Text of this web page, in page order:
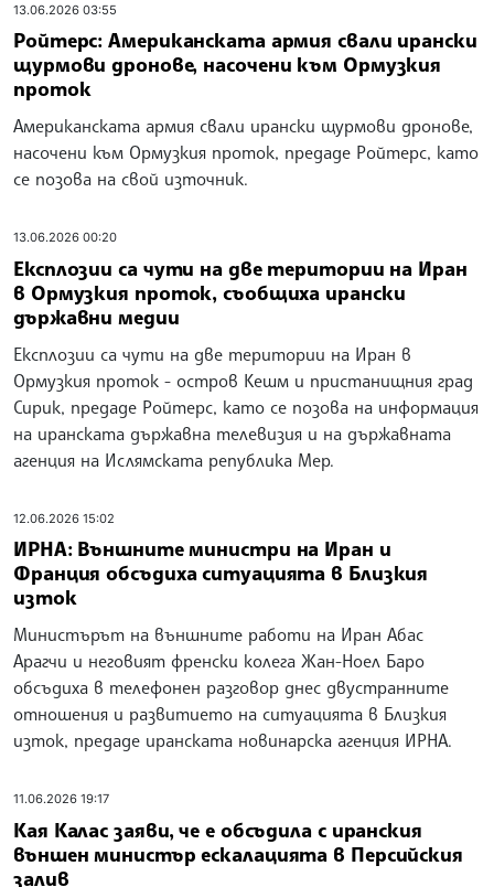
13.06.2026 03:55
Ройтерс: Американската армия свали ирански
щурмови дронове, насочени към Ормузкия
проток
Американската армия свали ирански щурмови дронове,
насочени към Ормузкия проток, предаде Ройтерс, като
се позова на свой източник.
13.06.2026 00:20
Експлозии са чути на две територии на Иран
в Ормузкия проток, съобщиха ирански
държавни медии
Експлозии са чути на две територии на Иран в
Ормузкия проток - остров Кешм и пристанищния град
Сирик, предаде Ройтерс, като се позова на информация
на иранската държавна телевизия и на държавната
агенция на Ислямската република Мер.
12.06.2026 15:02
ИРНА: Външните министри на Иран и
Франция обсъдиха ситуацията в Близкия
изток
Министърът на външните работи на Иран Абас
Арагчи и неговият френски колега Жан-Ноел Баро
обсъдиха в телефонен разговор днес двустранните
отношения и развитието на ситуацията в Близкия
изток, предаде иранската новинарска агенция ИРНА.
11.06.2026 19:17
Кая Калас заяви, че е обсъдила с иранския
външен министър ескалацията в Персийския
залив